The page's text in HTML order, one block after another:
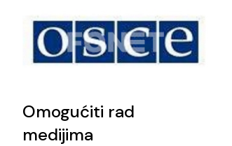
Omogućiti rad
medijima